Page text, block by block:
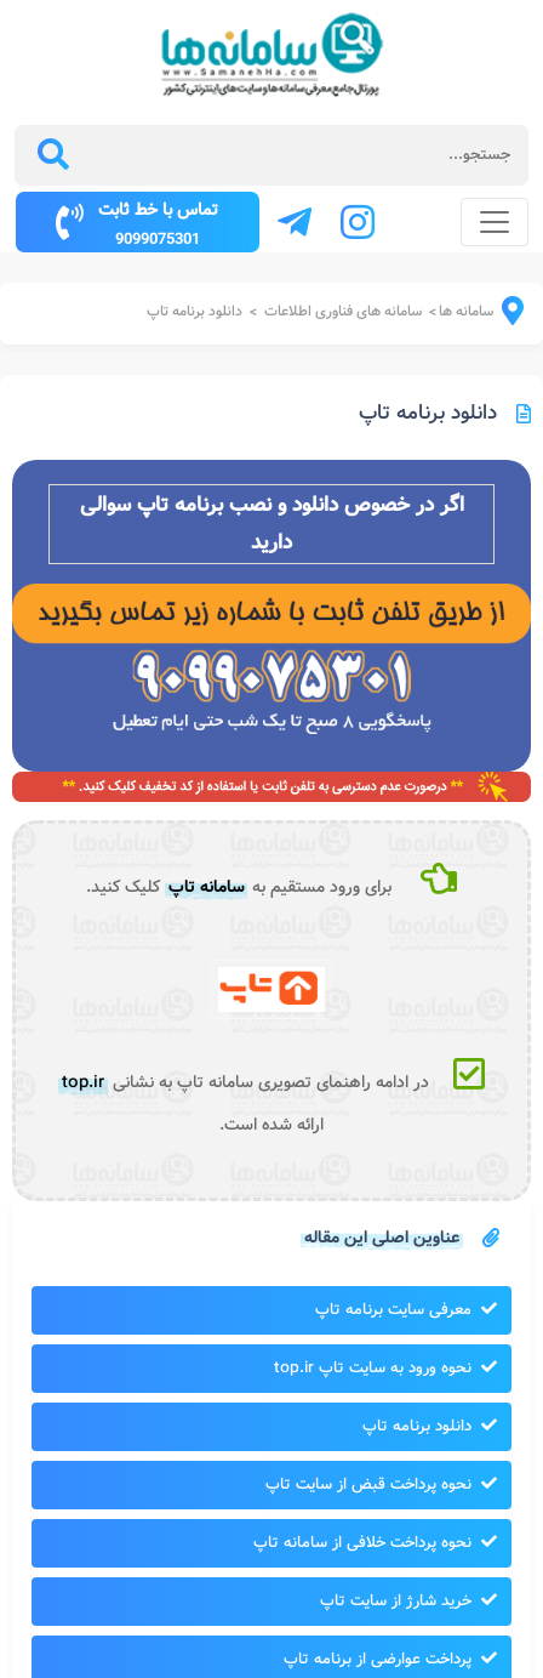
تماس با خط ثابت
9099075301
سامانه ها> سامانه های فناوری اطلاعات > دانلود برنامه تاپ
دانلود برنامه تاپ
اگر در خصوص دانلود و نصب برنامه تاپ سوالی
دارید
برای ورود مستقیم به سامانه تاپ کلیک کنید.
در ادامه راهنمای تصویری سامانه تاپ به نشانیtop.ir
ارائه شده است.
عناوین اصلی این مقاله
معرفی سایت برنامه تاپ
نحوه ورود به سایت تاپ top.ir
دانلود برنامه تاپ
نحوه پرداخت قبض از سایت تاپ
نحوه پرداخت خلافی از سامانه تاپ
خرید شارژ از سایت تاپ
پرداخت عوارضی از برنامه تاپ